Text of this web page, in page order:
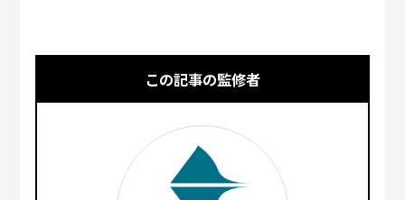
この記事の監修者